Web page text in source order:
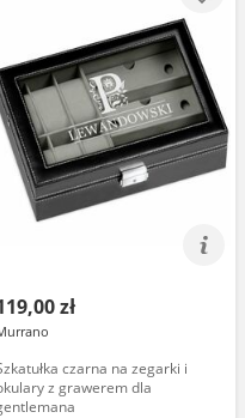
zł
czarna na zegarki i
z grawerem dla